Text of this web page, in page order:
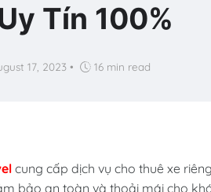
Tín 100%
17, 2023 • 16 min read
cung cấp dịch vụ cho thuê xe
bảo an toàn và thoải mái cho